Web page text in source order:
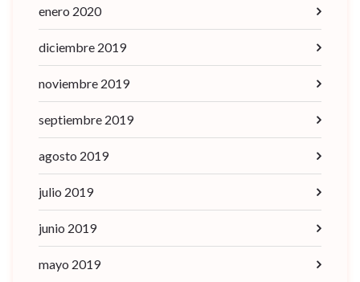
enero 2020
diciembre 2019
noviembre 2019
septiembre 2019
agosto 2019
julio 2019
junio 2019
mayo 2019